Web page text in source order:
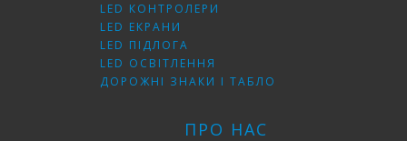
LED КОНТРОЛЕРИ
LED ЕКРАНИ
LED ПІДЛОГА
LED ОСВІТЛЕННЯ
ДОРОЖНІ ЗНАКИ І ТАБЛО
ПРО НАС